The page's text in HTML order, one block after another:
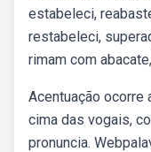
estabeleci,
restabeleci,
rimam com
Acentuação
cima das vogais,
pronuncia.